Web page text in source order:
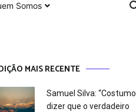
Somos
MAIS RECENTE
Samuel Silva: “Costumo
dizer que o verdadeiro